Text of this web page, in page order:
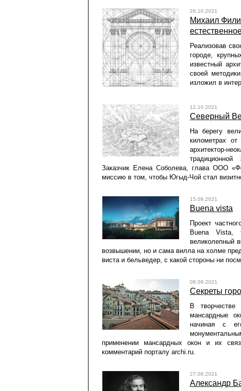
26.10.2021
Михаил
Реализовав
городе,
известный
своей
изложил в
12.10.2021
Северный
На берегу
километрах
архитектор-
традиционной
Заказчик Елена Соболева, глава ООО
миссию в том, чтобы Югыд-Чой стал
15.09.2021
Buena vista
Проект
Buena Vista,
великолепный
возвышении, но и сама вилла на холме
виста и бельведер, с какой стороны ни
08.09.2021
Секреты
В творчестве
мансардные
начиная с
применении мансардных окон и их
комментарий порталу archi.ru.
27.08.2021
Александр